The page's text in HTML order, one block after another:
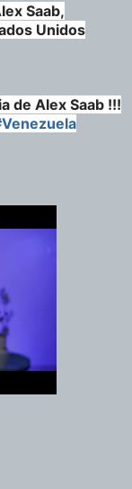
Saab,
Unidos
de Alex Saab !!!